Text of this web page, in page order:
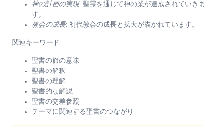
神の計画の実現: 聖霊を通じて神の業が達成されていきま
す。
教会の成長: 初代教会の成長と拡大が描かれています。
関連キーワード
聖書の節の意味
聖書の解釈
聖書の理解
聖書的な解説
聖書の交差参照
テーマに関連する聖書のつながり